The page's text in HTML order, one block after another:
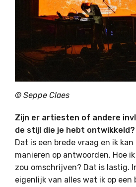
© Seppe Claes
Zijn er artiesten of andere
de stijl die je hebt ontwikkeld?
Dat is een brede vraag en ik
manieren op antwoorden. Hoe
zou omschrijven? Dat is lastig.
eigenlijk van alles wat ik op een